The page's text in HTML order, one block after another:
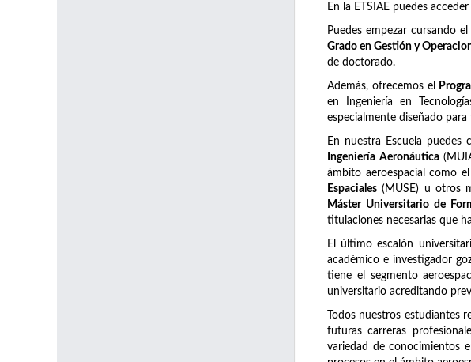
En la ETSIAE puedes
Puedes empezar cursando
Grado en Gestión y
de doctorado.
Además, ofrecemos el
en Ingeniería en
especialmente diseñado
En nuestra Escuela
Ingeniería Aeronáutica
ámbito aeroespacial como el
Espaciales (MUSE) u otros
Máster Universitario de
titulaciones necesarias que
El último escalón
académico e investigador
tiene el segmento
universitario acreditando
Todos nuestros estudiantes
futuras carreras
variedad de conocimientos